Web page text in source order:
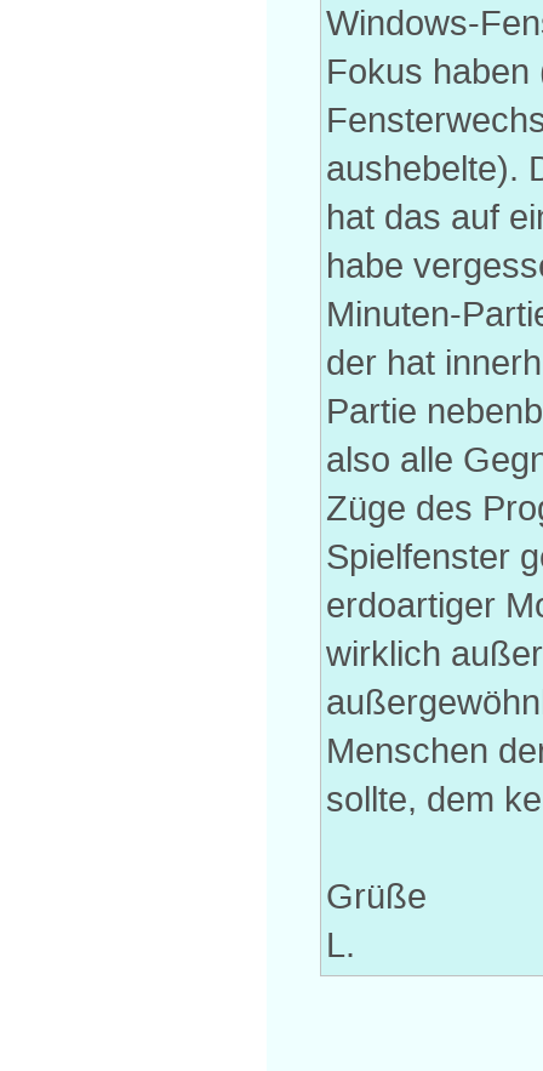
Windows-
Fokus haben
aushebelte).
hat das auf
habe
Minuten-
der hat
Partie
also alle
Züge des
Spielfenster
erdoartiger
wirklich
Menschen
sollte, dem
Grüße
L.